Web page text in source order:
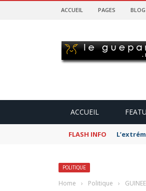
ACCUEIL PAGES BLOG
ACCUEIL
FLASH INFO
POLITIQUE
Home › Politique ›